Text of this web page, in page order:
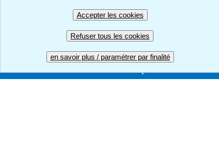
Accepter les cookies
Refuser tous les cookies
en savoir plus / paramétrer par finalité
CREER REPONDRE
RESULTATS
GERER
COMPTE PRO UNE QUESTION ?